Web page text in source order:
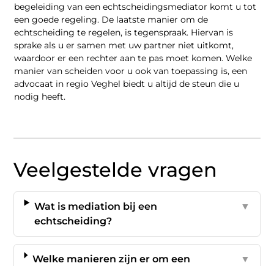
begeleiding van een echtscheidingsmediator komt u tot
een goede regeling. De laatste manier om de
echtscheiding te regelen, is tegenspraak. Hiervan is
sprake als u er samen met uw partner niet uitkomt,
waardoor er een rechter aan te pas moet komen. Welke
manier van scheiden voor u ook van toepassing is, een
advocaat in regio Veghel biedt u altijd de steun die u
nodig heeft.
Veelgestelde vragen
Wat is mediation bij een
echtscheiding?
▼
Welke manieren zijn er om een
▼